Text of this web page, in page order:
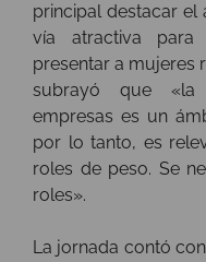
principal destacar el
vía atractiva
presentar a mujeres
subrayó que «la
empresas es un
por lo tanto, es
roles de peso. Se
roles».
La jornada contó